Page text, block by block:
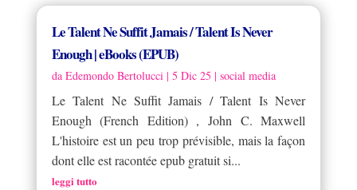
Le Talent Ne Suffit Jamais / Talent Is Never
Enough | eBooks (EPUB)
da Edemondo Bertolucci| 5 Dic 25 | social media
Le Talent Ne Suffit Jamais / Talent Is Never
Enough (French Edition) , John C. Maxwell
L'histoire est un peu trop prévisible, mais la façon
dont elle est racontée epub gratuit si...
leggi tutto